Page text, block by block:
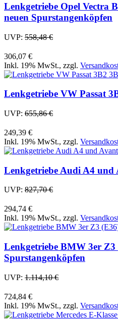
Lenkgetriebe Opel Vectra
neuen Spurstangenköpfen
UVP: 558,48 €
306,07 €
Inkl. 19% MwSt., zzgl.
Lenkgetriebe VW Passat
UVP: 655,86 €
249,39 €
Inkl. 19% MwSt., zzgl.
Lenkgetriebe Audi A4
UVP: 827,70 €
294,74 €
Inkl. 19% MwSt., zzgl.
Lenkgetriebe BMW 3er
Spurstangenköpfen
UVP: 1.114,10 €
724,84 €
Inkl. 19% MwSt., zzgl.